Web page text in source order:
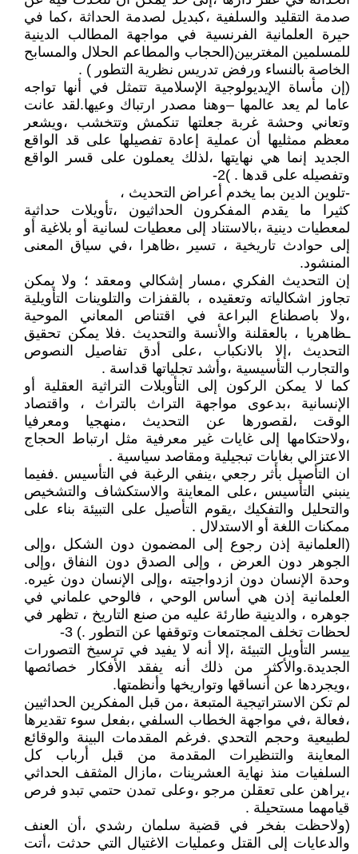
صدمة التقليد والسلفية ،كبديل لصدمة الحداثة ،كما في
حيرة العلمانية الفرنسية في مواجهة المطالب الدينية
للمسلمين المغتربين(الحجاب والمطاعم الحلال والمسابح
الخاصة بالنساء ورفض تدريس نظرية التطور ) .
(إن مأساة الإيديولوجية الإسلامية تتمثل في أنها تواجه
عاما لم يعد عالمها –وهنا مصدر ارتباك وعيها.لقد عانت
وتعاني وحشة غربة جعلتها تنكمش وتتخشب ،ويشعر
معظم ممثليها أن عملية إعادة تفصيلها على قد الواقع
الجديد إنما هي نهايتها ،لذلك يعملون على قسر الواقع
وتفصيله على قدها . )2-
-تلوين الدين بما يخدم أعراض التحديث ،
كثيرا ما يقدم المفكرون الحداثيون ،تأويلات حداثية
لمعطيات دينية ،بالاستناد إلى معطيات لسانية أو بلاغية أو
إلى حوادث تاريخية ، تسير ،ظاهرا ،في سياق المعنى
المنشود.
إن التحديث الفكري ،مسار إشكالي ومعقد ؛ ولا يمكن
تجاوز اشكالياته وتعقيده ، بالقفزات والتلوينات التأويلية
،ولا باصطناع البراعة في اقتناص المعاني الموحية
ـظاهريا ، بالعقلنة والأنسة والتحديث .فلا يمكن تحقيق
التحديث ،إلا بالانكباب ،على أدق تفاصيل النصوص
والتجارب التأسيسية ،وأشد تجلياتها قداسة .
كما لا يمكن الركون إلى التأويلات التراثية العقلية أو
الإنسانية ،بدعوى مواجهة التراث بالتراث ، واقتصاد
الوقت ،لقصورها عن التحديث ،منهجيا ومعرفيا
،ولاحتكامها إلى غايات غير معرفية مثل ارتباط الحجاج
الاعتزالي بغايات تبجيلية ومقاصد سياسية .
ان التأصيل بأثر رجعي ،ينفي الرغبة في التأسيس .ففيما
ينبني التأسيس ،على المعاينة والاستكشاف والتشخيص
والتحليل والتفكيك ،يقوم التأصيل على التبيئة بناء على
ممكنات اللغة أو الاستدلال .
(العلمانية إذن رجوع إلى المضمون دون الشكل ،وإلى
الجوهر دون العرض ، وإلى الصدق دون النفاق ،وإلى
وحدة الإنسان دون ازدواجيته ،وإلى الإنسان دون غيره.
العلمانية إذن هي أساس الوحي ، فالوحي علماني في
جوهره ، والدينية طارئة عليه من صنع التاريخ ، تظهر في
لحظات تخلف المجتمعات وتوقفها عن التطور .) 3-
ييسر التأويل التبيئة ،إلا أنه لا يفيد في ترسيخ التصورات
الجديدة.والأكثر من ذلك أنه يفقد الأفكار خصائصها
،ويجردها عن أنساقها وتواريخها وأنظمتها.
لم تكن الاستراتيجية المتبعة ،من قبل المفكرين الحداثيين
،فعالة ،في مواجهة الخطاب السلفي ،بفعل سوء تقديرها
لطبيعية وحجم التحدي .فرغم المقدمات البينة والوقائع
المعاينة والتنظيرات المقدمة من قبل أرباب كل
السلفيات منذ نهاية العشرينات ،مازال المثقف الحداثي
،يراهن على تعقلن مرجو ،وعلى تمدن حتمي تبدو فرص
قيامهما مستحيلة .
(ولاحظت بفخر في قضية سلمان رشدي ،أن العنف
والدعايات إلى القتل وعمليات الاغتيال التي حدثت ،أتت